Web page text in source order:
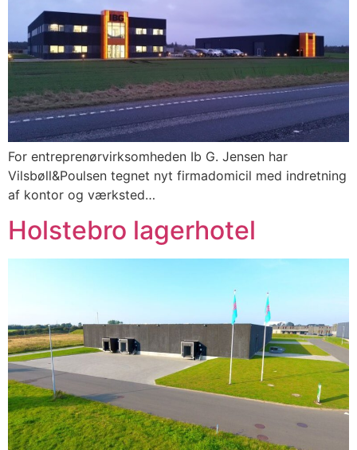
For entreprenørvirksomheden Ib G. Jensen har
Vilsbøll&Poulsen tegnet nyt firmadomicil med indretning
af kontor og værksted…
Holstebro lagerhotel